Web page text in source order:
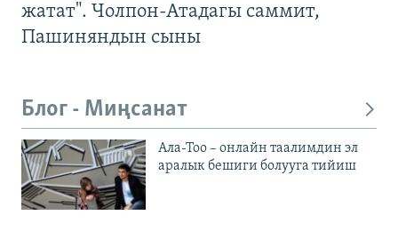
жатат". Чолпон-Атадагы саммит,
Пашиняндын сыны
Блог - Миңсанат
Ала-Тоо – онлайн таалимдин эл
аралык бешиги болууга тийиш